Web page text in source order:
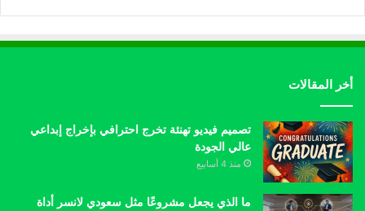
أخر المقالات
تصميم فيديو تهنئة تخرج احترافي بإخراج إبداعي
عالي الجودة
منذ 4 أسابيع
ما الذي يجعل مشروعًا مثل سعودي لانسر أداة